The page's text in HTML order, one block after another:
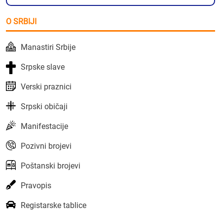
O SRBIJI
Manastiri Srbije
Srpske slave
Verski praznici
Srpski običaji
Manifestacije
Pozivni brojevi
Poštanski brojevi
Pravopis
Registarske tablice